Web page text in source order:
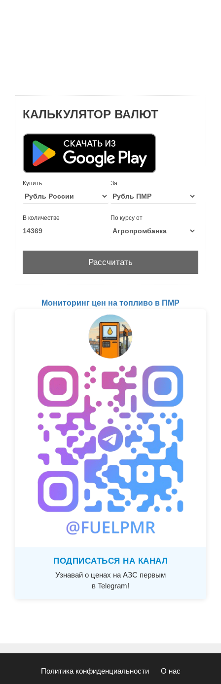
КАЛЬКУЛЯТОР ВАЛЮТ
Купить За
В количестве По курсу от
Мониторинг цен на топливо в ПМР
ПОДПИСАТЬСЯ НА КАНАЛ
Узнавай о ценах на АЗС первым
в Telegram!
Политика конфиденциальности О нас